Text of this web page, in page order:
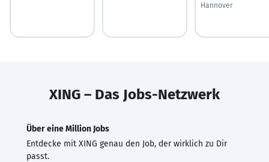
Hannover
XING – Das Jobs-Netzwerk
Über eine Million Jobs
Entdecke mit XING genau den Job, der wirklich zu Dir
passt.